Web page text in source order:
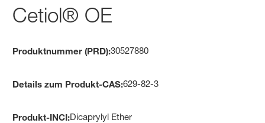
Cetiol® OE
Produktnummer (PRD):30527880
Details zum Produkt-CAS:629-82-3
Produkt-INCI:Dicaprylyl Ether